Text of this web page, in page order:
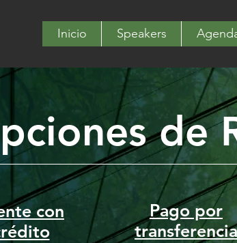
Inicio Speakers
de
con
Pago por
transferencia